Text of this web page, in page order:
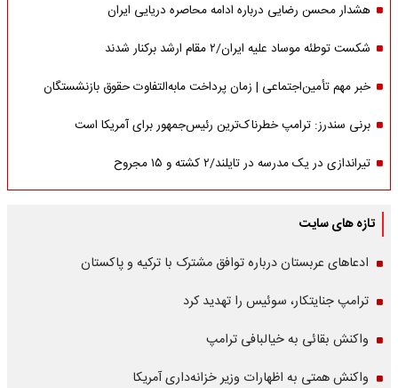
هشدار محسن رضایی درباره ادامه محاصره دریایی ایران
شکست توطئه موساد علیه ایران/۲ مقام‌ ارشد برکنار شدند
خبر مهم تأمین‌اجتماعی | زمان پرداخت مابه‌التفاوت حقوق بازنشستگان
برنی سندرز: ترامپ خطرناک‌ترین رئیس‌جمهور برای آمریکا است
تیراندازی در یک مدرسه در تایلند/۲ کشته و ۱۵ مجروح
تازه های سایت
ادعاهای عربستان درباره توافق مشترک با ترکیه و پاکستان
ترامپ جنایتکار، سوئیس را تهدید کرد
واکنش بقائی به خیالبافی ترامپ
واکنش همتی به اظهارات وزیر خزانه‌داری آمریکا